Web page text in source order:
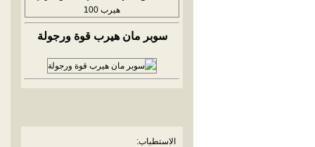
سوبر مان هيرب قوة ورجولة
الاستطباب: